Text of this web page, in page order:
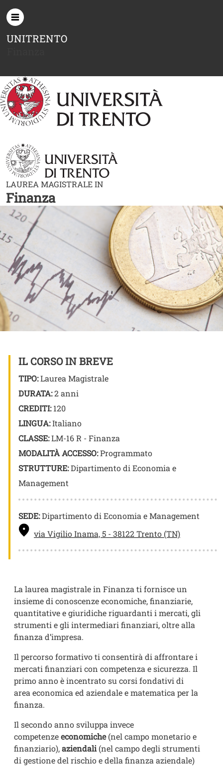
UNITRENTO
LAUREA MAGISTRALE IN
Finanza
Image
La laurea magistrale in Finanza ti fornisce un
insieme di conoscenze economiche, finanziarie,
quantitative e giuridiche riguardanti i mercati, gli
strumenti e gli intermediari finanziari, oltre alla
finanza d’impresa.
Il percorso formativo ti consentirà di affrontare i
mercati finanziari con competenza e sicurezza. Il
primo anno è incentrato su corsi fondativi di
area economica ed aziendale e matematica per la
finanza.
Il secondo anno sviluppa invece
competenzeeconomiche(nel campo monetario e
finanziario),aziendali(nel campo degli strumenti
di gestione del rischio e della finanza aziendale)
IL CORSO IN BREVE
TIPO:Laurea Magistrale
DURATA:2 anni
CREDITI:120
LINGUA:Italiano
CLASSE:LM-16 R - Finanza
MODALITÀ ACCESSO:Programmato
STRUTTURE:Dipartimento di Economia e
Management
SEDE:Dipartimento di Economia e Management
via Vigilio Inama, 5 - 38122 Trento (TN)